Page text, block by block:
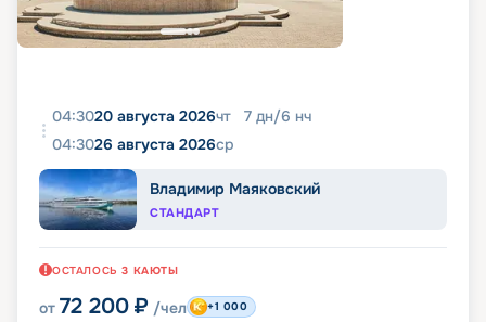
04:3020 августа 2026чт 7 дн/6 нч
04:3026 августа 2026ср
Владимир Маяковский
СТАНДАРТ
ОСТАЛОСЬ 3 КАЮТЫ
от 72 200 ₽ /чел +1 000